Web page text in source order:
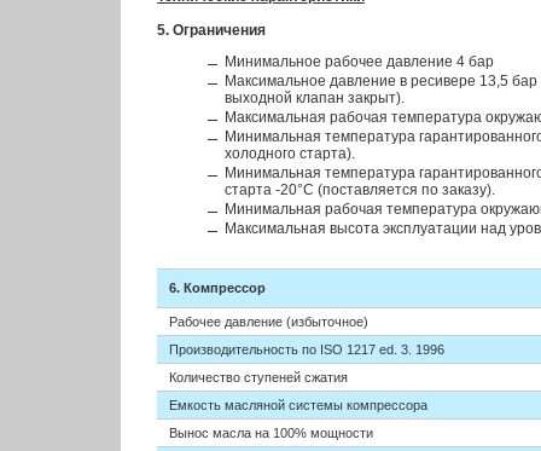
5. Ограничения
Минимальное рабочее давление 4 бар
Максимальное давление в ресивере 13,5
выходной клапан закрыт).
Максимальная рабочая температура
Минимальная температура
холодного старта).
Минимальная температура
старта -20°C (поставляется по заказу).
Минимальная рабочая температура
Максимальная высота эксплуатации над
6. Компрессор
Рабочее давление (избыточное)
Производительность по ISO 1217 ed. 3. 1996
Количество ступеней сжатия
Емкость масляной системы компрессора
Вынос масла на 100% мощности